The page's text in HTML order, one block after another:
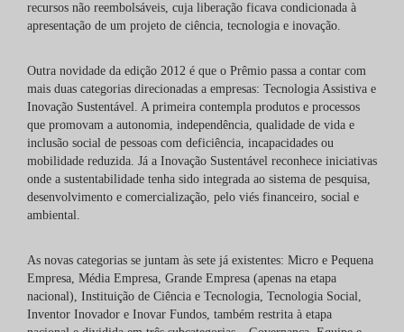
recursos não reembolsáveis, cuja liberação ficava condicionada à
apresentação de um projeto de ciência, tecnologia e inovação.
Outra novidade da edição 2012 é que o Prêmio passa a contar com
mais duas categorias direcionadas a empresas: Tecnologia Assistiva e
Inovação Sustentável. A primeira contempla produtos e processos
que promovam a autonomia, independência, qualidade de vida e
inclusão social de pessoas com deficiência, incapacidades ou
mobilidade reduzida. Já a Inovação Sustentável reconhece iniciativas
onde a sustentabilidade tenha sido integrada ao sistema de pesquisa,
desenvolvimento e comercialização, pelo viés financeiro, social e
ambiental.
As novas categorias se juntam às sete já existentes: Micro e Pequena
Empresa, Média Empresa, Grande Empresa (apenas na etapa
nacional), Instituição de Ciência e Tecnologia, Tecnologia Social,
Inventor Inovador e Inovar Fundos, também restrita à etapa